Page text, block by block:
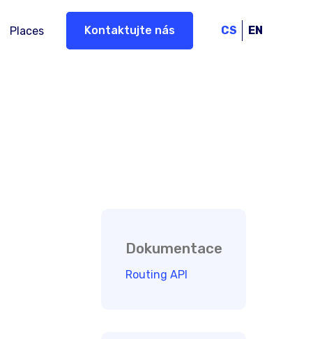
Places Kontaktujte nás CS EN
Dokumentace
Routing API